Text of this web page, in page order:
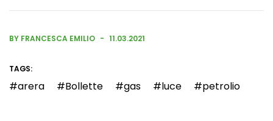
BY FRANCESCA EMILIO 11.03.2021
TAGS:
arera Bollette gas luce petrolio